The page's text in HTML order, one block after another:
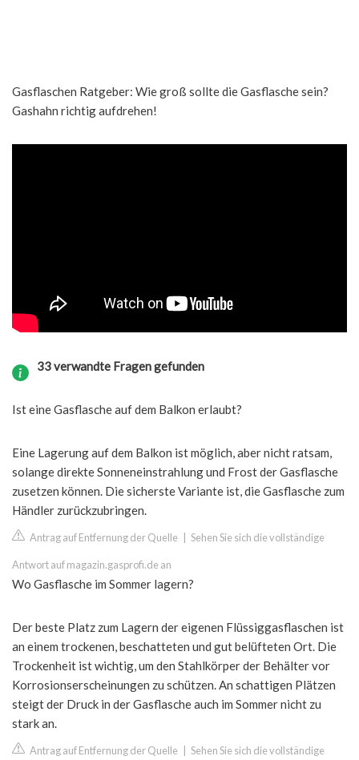
Gasflaschen Ratgeber: Wie groß sollte die Gasflasche sein?
Gashahn richtig aufdrehen!
33 verwandte Fragen gefunden
Ist eine Gasflasche auf dem Balkon erlaubt?
Eine Lagerung auf dem Balkon ist möglich, aber nicht ratsam,
solange direkte Sonneneinstrahlung und Frost der Gasflasche
zusetzen können. Die sicherste Variante ist, die Gasflasche zum
Händler zurückzubringen.
Antrag auf Entfernung der Quelle Sehen Sie sich die vollständige
Antwort auf magazin.gasprofi.de an
Wo Gasflasche im Sommer lagern?
Der beste Platz zum Lagern der eigenen Flüssiggasflaschen ist
an einem trockenen, beschatteten und gut belüfteten Ort. Die
Trockenheit ist wichtig, um den Stahlkörper der Behälter vor
Korrosionserscheinungen zu schützen. An schattigen Plätzen
steigt der Druck in der Gasflasche auch im Sommer nicht zu
stark an.
Antrag auf Entfernung der Quelle Sehen Sie sich die vollständige